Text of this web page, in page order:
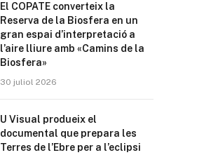
El COPATE converteix la
Reserva de la Biosfera en un
gran espai d’interpretació a
l’aire lliure amb «Camins de la
Biosfera»
30 juliol 2026
U Visual produeix el
documental que prepara les
Terres de l’Ebre per a l’eclipsi